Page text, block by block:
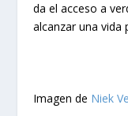
da el acceso a
alcanzar una vida
Imagen de Niek